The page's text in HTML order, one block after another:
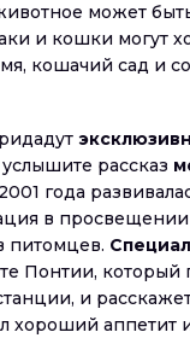
может
и кошки могут
кошачий сад и
рассказ
года
в
питомцев.
Понтии, который
и
хороший аппетит